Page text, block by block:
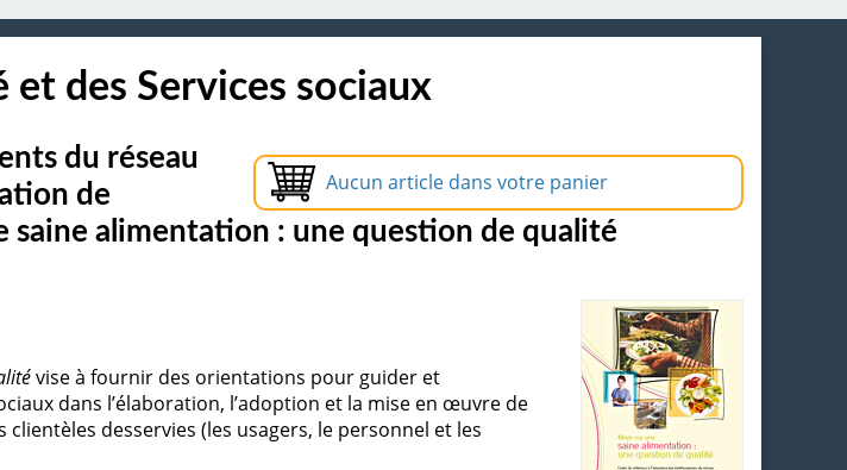
et des Services sociaux
Aucun article dans votre panier
du réseau
de
alimentation : une question de qualité
vise à fournir des orientations pour guider et
dans l’élaboration, l’adoption et la mise en œuvre de
desservies (les usagers, le personnel et les